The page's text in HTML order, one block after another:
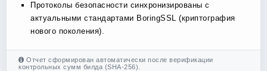
Протоколы безопасности синхронизированы с
актуальными стандартами BoringSSL (криптография
нового поколения).
Отчет сформирован автоматически после верификации
контрольных сумм билда (SHA-256).